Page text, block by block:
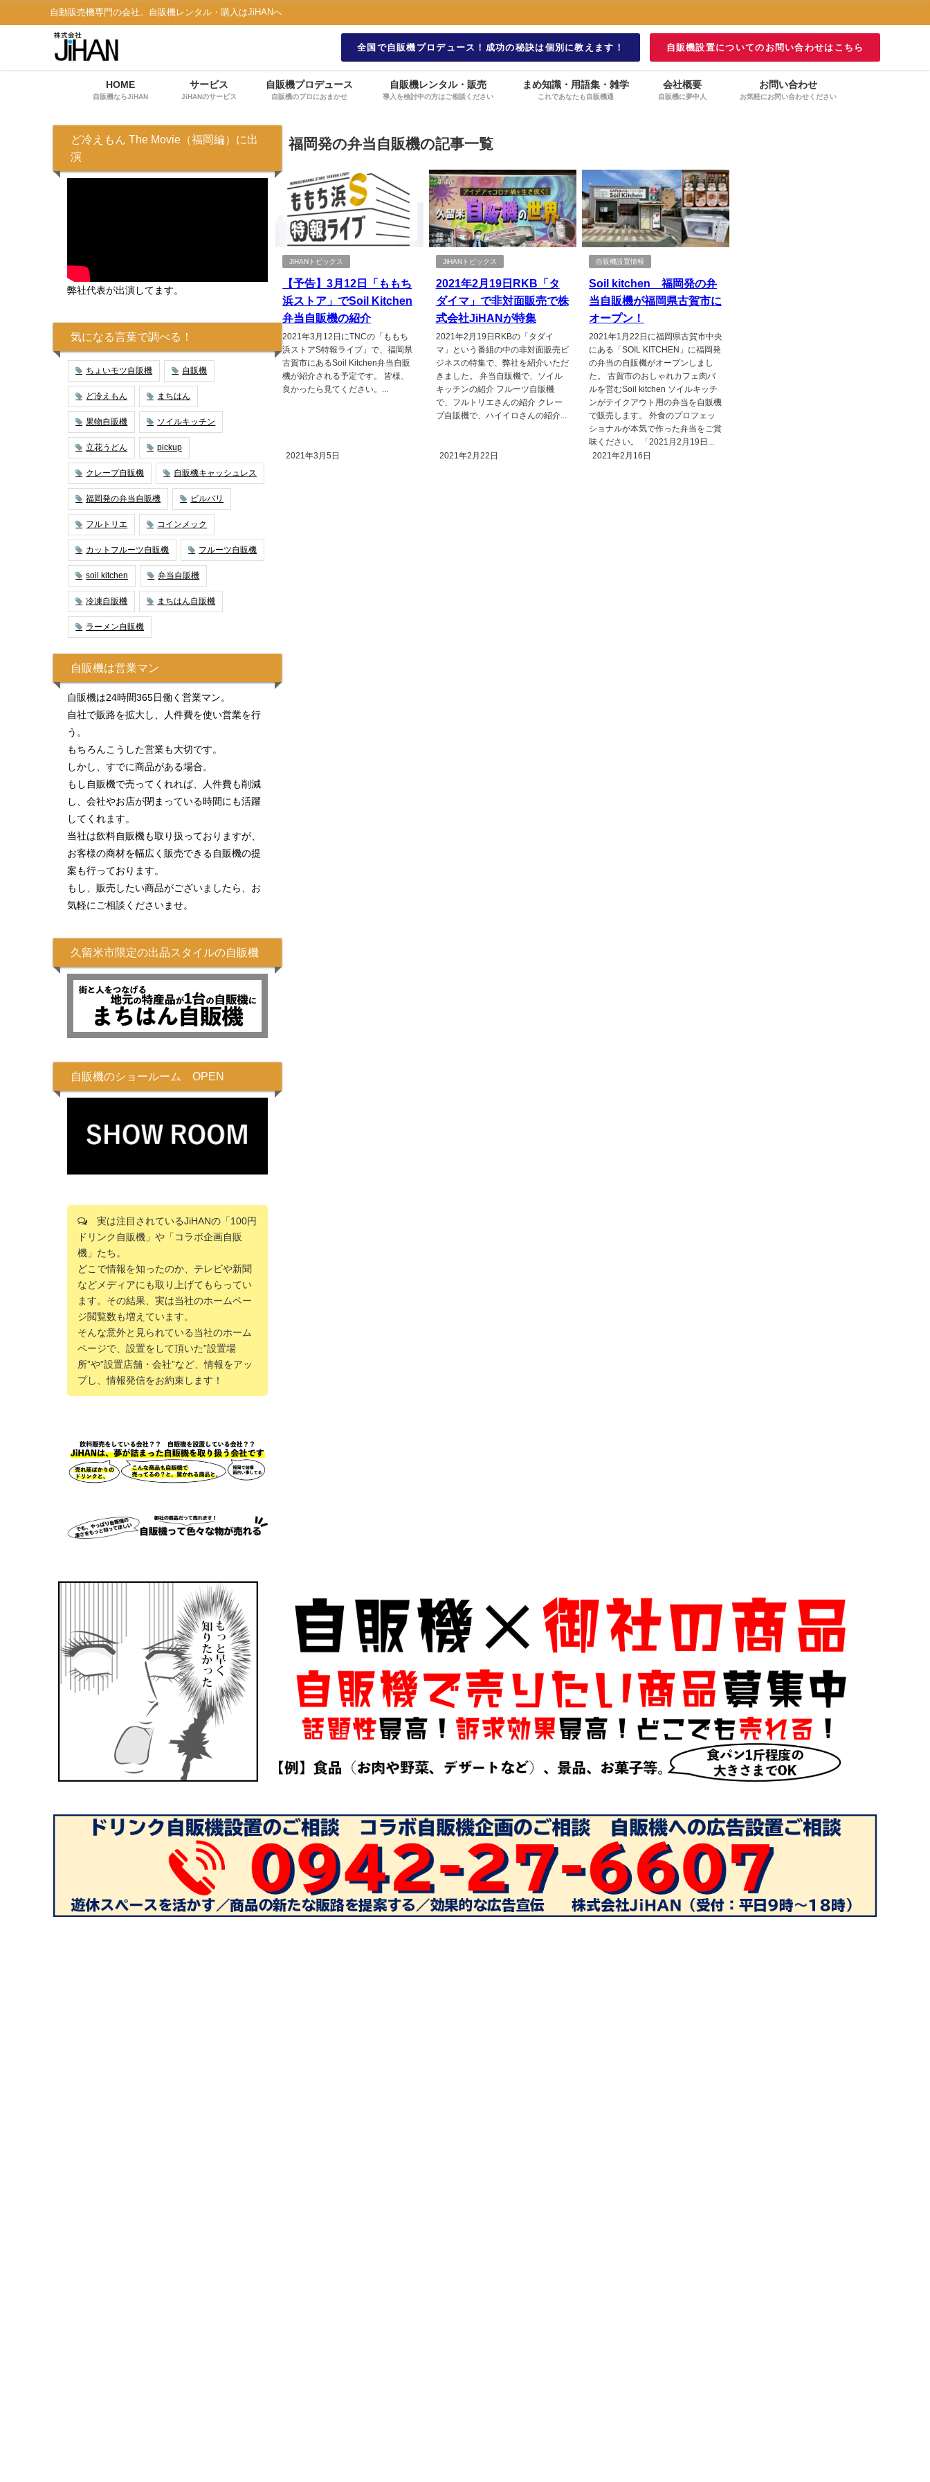
自動販売機専門の会社。自販機レンタル・購入はJiHANへ
全国で自販機プロデュース！成功の秘訣は個別に教えます！ 自販機設置についてのお問い合わせはこちら
HOME
自販機ならJiHAN
サービス
JiHANのサービス
自販機プロデュース
自販機のプロにおまかせ
自販機レンタル・販売
導入を検討中の方はご相談ください
まめ知識・用語集・雑学
これであなたも自販機通
会社概要
自販機に夢中人
お問い合わせ
お気軽にお問い合わせください
福岡発の弁当自販機の記事一覧
JiHANトピックス
【予告】3月12日「ももち
浜ストア」でSoil Kitchen
弁当自販機の紹介
2021年3月12日にTNCの「ももち
浜ストアS特報ライブ」で、福岡県
古賀市にあるSoil Kitchen弁当自販
機が紹介される予定です。 皆様、
良かったら見てください。...
2021年3月5日
JiHANトピックス
2021年2月19日RKB「タ
ダイマ」で非対面販売で株
式会社JiHANが特集
2021年2月19日RKBの「タダイ
マ」という番組の中の非対面販売ビ
ジネスの特集で、弊社を紹介いただ
きました。 弁当自販機で、ソイル
キッチンの紹介 フルーツ自販機
で、フルトリエさんの紹介 クレー
プ自販機で、ハイイロさんの紹介...
2021年2月22日
自販機設置情報
Soil kitchen 福岡発の弁
当自販機が福岡県古賀市に
オープン！
2021年1月22日に福岡県古賀市中央
にある「SOIL KITCHEN」に福岡発
の弁当の自販機がオープンしまし
た。 古賀市のおしゃれカフェ肉バ
ルを営むSoil kitchen ソイルキッチ
ンがテイクアウト用の弁当を自販機
で販売します。 外食のプロフェッ
ショナルが本気で作った弁当をご賞
味ください。 「2021月2月19日...
2021年2月16日
ど冷えもん The Movie（福岡編）に出
演
弊社代表が出演してます。
気になる言葉で調べる！
ちょいモツ自販機 自販機
ど冷えもん まちはん
果物自販機 ソイルキッチン
立花うどん pickup
クレープ自販機 自販機キャッシュレス
福岡発の弁当自販機 ビルバリ
フルトリエ コインメック
カットフルーツ自販機 フルーツ自販機
soil kitchen 弁当自販機
冷凍自販機 まちはん自販機
ラーメン自販機
自販機は営業マン
自販機は24時間365日働く営業マン。
自社で販路を拡大し、人件費を使い営業を行
う。
もちろんこうした営業も大切です。
しかし、すでに商品がある場合。
もし自販機で売ってくれれば、人件費も削減
し、会社やお店が閉まっている時間にも活躍
してくれます。
当社は飲料自販機も取り扱っておりますが、
お客様の商材を幅広く販売できる自販機の提
案も行っております。
もし、販売したい商品がございましたら、お
気軽にご相談くださいませ。
久留米市限定の出品スタイルの自販機
自販機のショールーム OPEN
実は注目されているJiHANの「100円
ドリンク自販機」や「コラボ企画自販
機」たち。
どこで情報を知ったのか、テレビや新聞
などメディアにも取り上げてもらってい
ます。その結果、実は当社のホームペー
ジ閲覧数も増えています。
そんな意外と見られている当社のホーム
ページで、設置をして頂いた”設置場
所”や”設置店舗・会社”など、情報をアッ
プし、情報発信をお約束します！